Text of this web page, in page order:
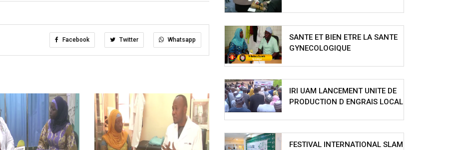
Facebook Twitter Whatsapp
SANTE ET BIEN ETRE LA SANTE
GYNECOLOGIQUE
IRI UAM LANCEMENT UNITE DE
PRODUCTION D ENGRAIS LOCAL
FESTIVAL INTERNATIONAL SLAM